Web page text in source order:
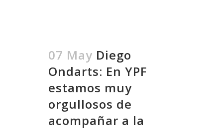
07 May Diego
Ondarts: En YPF
estamos muy
orgullosos de
acompañar a la